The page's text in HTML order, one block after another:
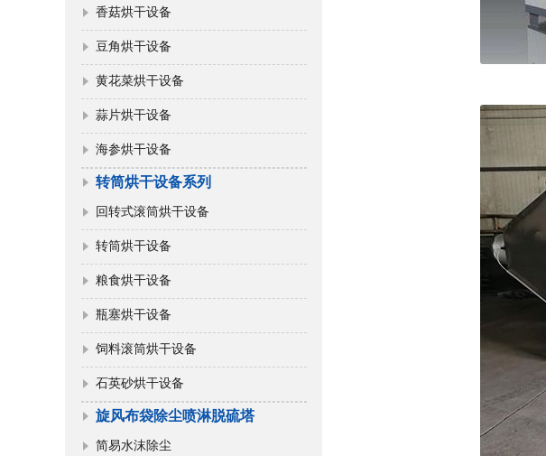
香菇烘干设备
豆角烘干设备
黄花菜烘干设备
蒜片烘干设备
海参烘干设备
转筒烘干设备系列
回转式滚筒烘干设备
转筒烘干设备
粮食烘干设备
瓶塞烘干设备
饲料滚筒烘干设备
石英砂烘干设备
旋风布袋除尘喷淋脱硫塔
简易水沫除尘